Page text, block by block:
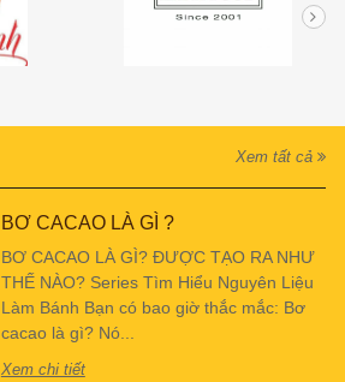
Xem tất cả
BƠ CACAO LÀ GÌ ?
BƠ CACAO LÀ GÌ? ĐƯỢC TẠO RA NHƯ
THẾ NÀO? Series Tìm Hiểu Nguyên Liệu
Làm Bánh Bạn có bao giờ thắc mắc: Bơ
cacao là gì? Nó...
Xem chi tiết